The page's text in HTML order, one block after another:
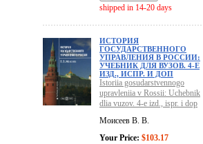
shipped in 14-20 days
ИСТОРИЯ
ГОСУДАРСТВЕННОГО
УПРАВЛЕНИЯ В РОССИИ:
УЧЕБНИК ДЛЯ ВУЗОВ. 4-Е
ИЗД., ИСПР. И ДОП
Istoriia gosudarstvennogo
upravleniia v Rossii: Uchebnik
dlia vuzov. 4-e izd., ispr. i dop
Моисеев В. В.
Your Price: $103.17